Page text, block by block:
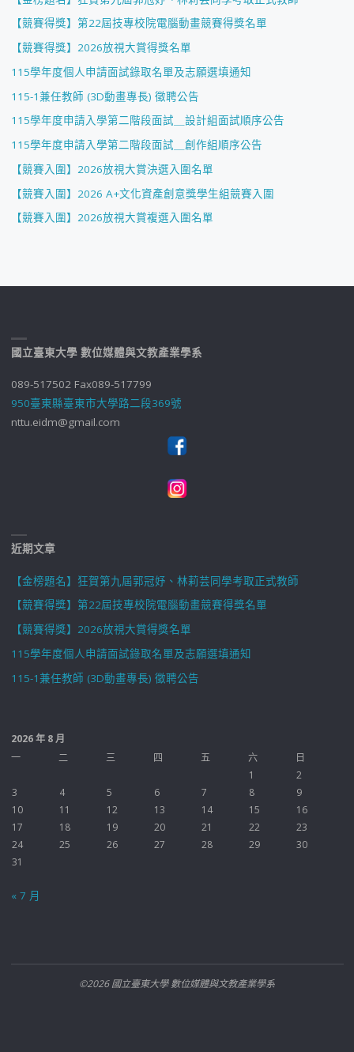
【競賽得獎】第22屆技專校院電腦動畫競賽得獎名單
【競賽得獎】2026放視大賞得獎名單
115學年度個人申請面試錄取名單及志願選填通知
115-1兼任教師 (3D動畫專長) 徵聘公告
115學年度申請入學第二階段面試＿設計組面試順序公告
115學年度申請入學第二階段面試＿創作組順序公告
【競賽入圍】2026放視大賞決選入圍名單
【競賽入圍】2026 A+文化資產創意獎學生組競賽入圍
【競賽入圍】2026放視大賞複選入圍名單
國立臺東大學 數位媒體與文教產業學系
089-517502 Fax089-517799
950臺東縣臺東市大學路二段369號
nttu.eidm@gmail.com
近期文章
【金榜題名】狂賀第九屆郭冠妤、林莉芸同學考取正式教師
【競賽得獎】第22屆技專校院電腦動畫競賽得獎名單
【競賽得獎】2026放視大賞得獎名單
115學年度個人申請面試錄取名單及志願選填通知
115-1兼任教師 (3D動畫專長) 徵聘公告
2026 年 8 月
一
二 三 四 五 六
日
1
2
3
4 5 6 7 8
9
10
11 12 13 14 15
16
17
18 19 20 21 22
23
24
25 26 27 28 29
30
31
« 7 月
©2026 國立臺東大學 數位媒體與文教產業學系